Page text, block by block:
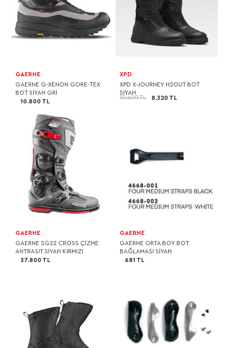
GAERNE
GAERNE G-XENON GORE-TEX
BOT SİYAH GRİ
10.800 TL
XPD
XPD X-JOURNEY H2OUT BOT
SİYAH
10.400 TL 8.320 TL
GAERNE
GAERNE SG22 CROSS ÇİZME
ANTRASIT SİYAH KIRMIZI
37.800 TL
GAERNE
GAERNE ORTA BOY BOT
BAĞLAMASI SİYAH
681 TL